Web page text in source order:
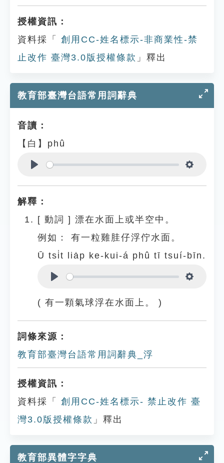
授權資訊：
資料採「
創用CC-姓名標示-非商業性-禁
止改作 臺灣3.0版授權條款 」釋出
教育部臺灣台語常用詞辭典
音讀：
【白】phû
解釋：
[ 動詞 ] 漂在水面上或半空中。
例如：
有一粒雞胿仔浮佇水面。
Ū tsi̍t lia̍p ke-kui-á phû tī tsuí-bīn.
( 有一顆氣球浮在水面上。 )
詞條來源：
教育部臺灣台語常用詞辭典_浮
授權資訊：
資料採「
創用CC-姓名標示- 禁止改作 臺
灣3.0版授權條款 」釋出
教育部異體字字典